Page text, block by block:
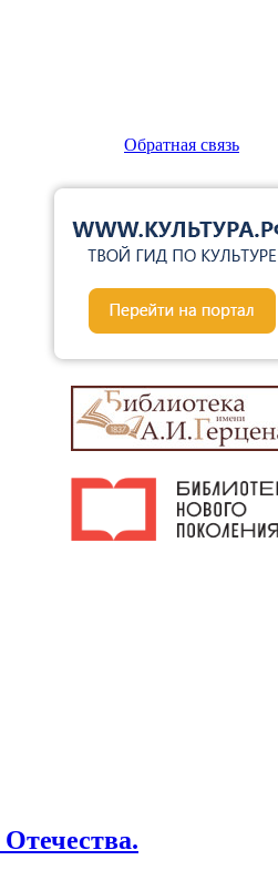
Обратная связь